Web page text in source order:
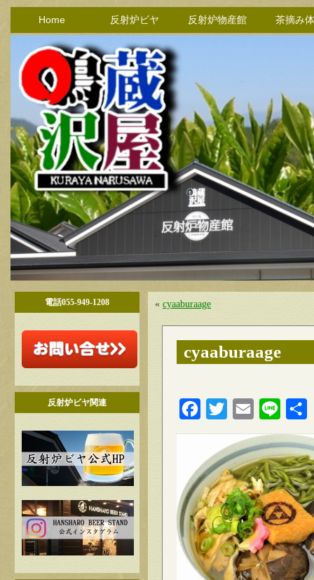
Home 反射炉ビヤ 反射炉物産館 茶摘み
電話055-949-1208
反射炉ビヤ関連
« cyaaburaage
cyaaburaage
FacebookTwitter Email Line